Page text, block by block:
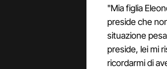
"Mia figlia
preside che
situazione
preside, lei mi
ricordarmi di